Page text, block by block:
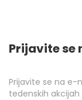
Prijavite se
Prijavite se na e-
tedenskih